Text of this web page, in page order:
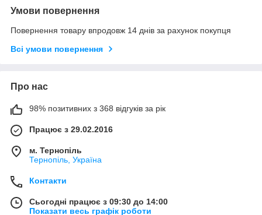
Умови повернення
Повернення товару впродовж 14 днів за рахунок покупця
Всі умови повернення
Про нас
98% позитивних з 368 відгуків за рік
Працює з 29.02.2016
м. Тернопіль
Тернопіль, Україна
Контакти
Сьогодні працює з 09:30 до 14:00
Показати весь графік роботи